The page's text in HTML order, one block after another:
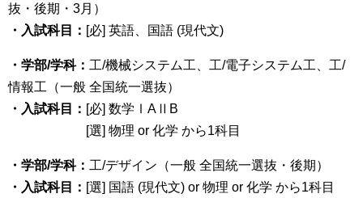
抜・後期・3月）
・入試科目： [必] 英語、国語 (現代文)
・学部/学科： 工/機械システム工、工/電子システム工、工/
情報工（一般 全国統一選抜）
・入試科目： [必] 数学ⅠAⅡB
[選] 物理 or 化学 から1科目
・学部/学科： 工/デザイン（一般 全国統一選抜・後期）
・入試科目： [選] 国語 (現代文) or 物理 or 化学 から1科目